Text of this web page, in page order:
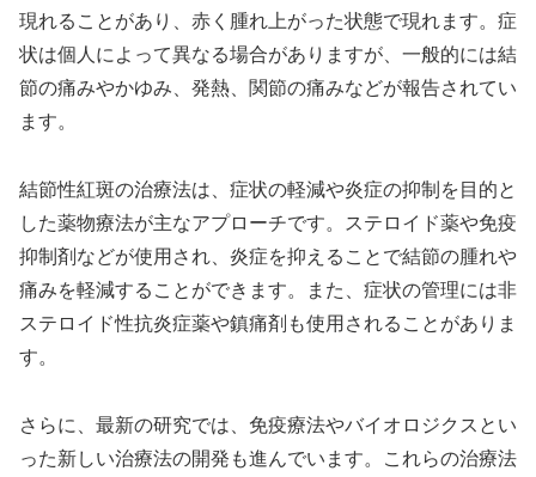
現れることがあり、赤く腫れ上がった状態で現れます。症
状は個人によって異なる場合がありますが、一般的には結
節の痛みやかゆみ、発熱、関節の痛みなどが報告されてい
ます。
結節性紅斑の治療法は、症状の軽減や炎症の抑制を目的と
した薬物療法が主なアプローチです。ステロイド薬や免疫
抑制剤などが使用され、炎症を抑えることで結節の腫れや
痛みを軽減することができます。また、症状の管理には非
ステロイド性抗炎症薬や鎮痛剤も使用されることがありま
す。
さらに、最新の研究では、免疫療法やバイオロジクスとい
った新しい治療法の開発も進んでいます。これらの治療法